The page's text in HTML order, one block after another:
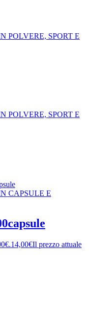
POLVERE, SPORT E
POLVERE, SPORT E
CAPSULE E
14,00€Il prezzo attuale